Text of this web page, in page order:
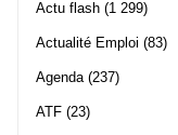
Actu flash (1 299)
Actualité Emploi (83)
Agenda(237)
ATF (23)